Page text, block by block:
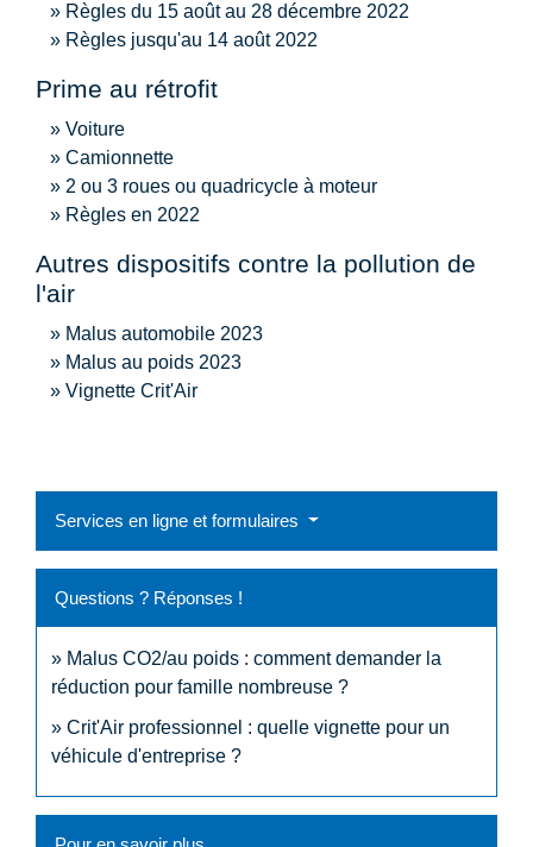
Règles du 15 août au 28 décembre 2022
Règles jusqu'au 14 août 2022
Prime au rétrofit
Voiture
Camionnette
2 ou 3 roues ou quadricycle à moteur
Règles en 2022
Autres dispositifs contre la pollution de
l'air
Malus automobile 2023
Malus au poids 2023
Vignette Crit'Air
Services en ligne et formulaires
Questions ? Réponses !
Malus CO2/au poids : comment demander la
réduction pour famille nombreuse ?
Crit'Air professionnel : quelle vignette pour un
véhicule d'entreprise ?